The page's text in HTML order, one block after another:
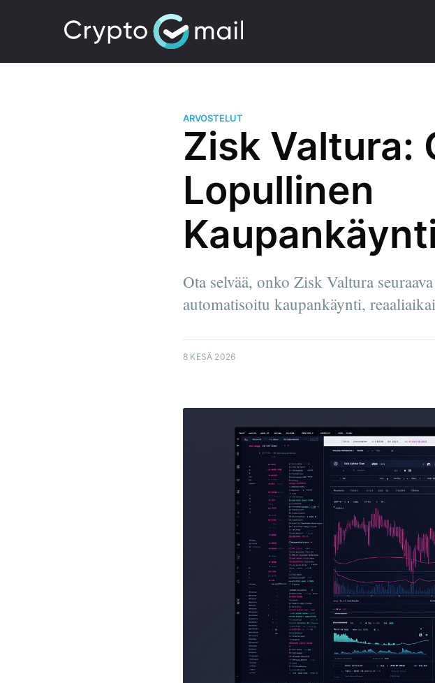
ARVOSTELUT
Zisk Valtura:
Lopullinen
Ota selvää, onko Zisk Valtura
automatisoitu kaupankäynti,
8 KESÄ 2026